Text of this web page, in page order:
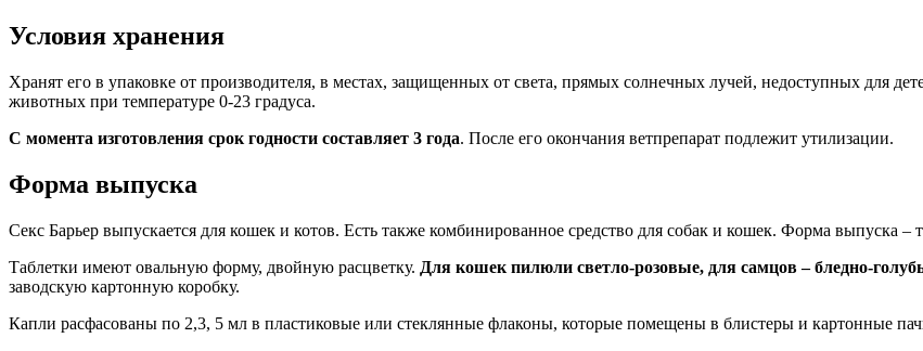
Условия хранения
Хранят его в упаковке от производителя, в местах, защищенных от света, прямых солнечных лучей, недоступных для
животных при температуре 0-23 градуса.
С момента изготовления срок годности составляет 3 года. После его окончания ветпрепарат подлежит утилизации.
Форма выпуска
Секс Барьер выпускается для кошек и котов. Есть также комбинированное средство для собак и кошек. Форма выпуска –
Таблетки имеют овальную форму, двойную расцветку. Для кошек пилюли светло-розовые, для самцов – бледно-
заводскую картонную коробку.
Капли расфасованы по 2,3, 5 мл в пластиковые или стеклянные флаконы, которые помещены в блистеры и картонные